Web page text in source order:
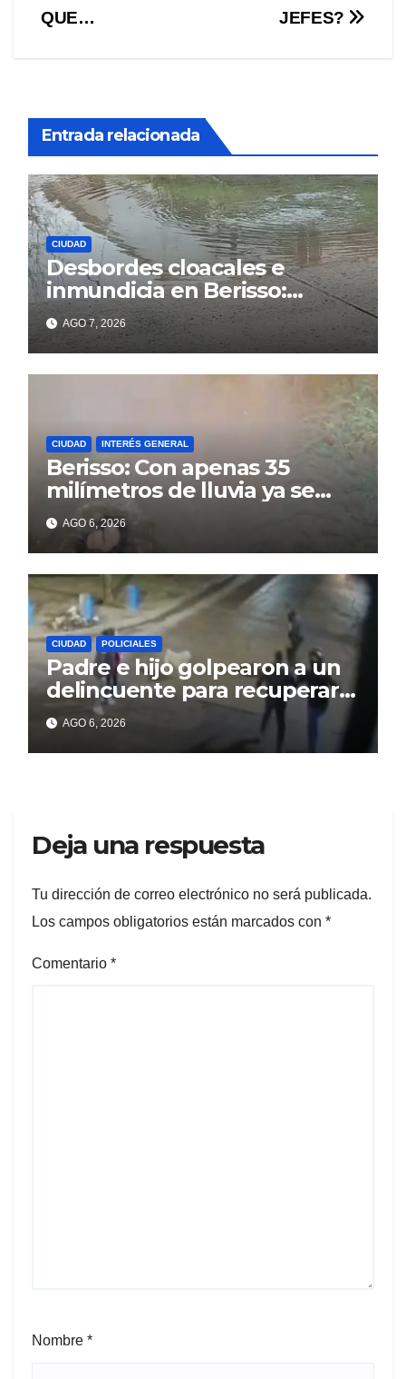
JEFES?
QUE…
Entrada relacionada
CIUDAD
Desbordes cloacales e
inmundicia en Berisso:
colapso de la red en la calle
14AGO 7, 2026
CIUDAD INTERÉS GENERAL
Berisso: Con apenas 35
milímetros de lluvia ya se
sienten los problemas
AGO 6, 2026
CIUDAD POLICIALES
Padre e hijo golpearon a un
delincuente para recuperar
un celular robado en Berisso
AGO 6, 2026
Deja una respuesta
Tu dirección de correo electrónico no será publicada.
Los campos obligatorios están marcados con *
Comentario *
Nombre *